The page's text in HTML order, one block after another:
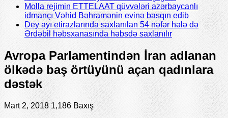
Molla rejimin ETTELAAT qüvvələri azərbaycanlı
idmançı Vəhid Bəhramənin evinə basqın edib
Dey ayı etirazlarında saxlanılan 54 nəfər hələ də
Ərdəbil həbsxanasında həbsdə saxlanılır
Avropa Parlamentindən İran adlanan
ölkədə baş örtüyünü açan qadınlara
dəstək
Mart 2, 2018 1,186 Baxış